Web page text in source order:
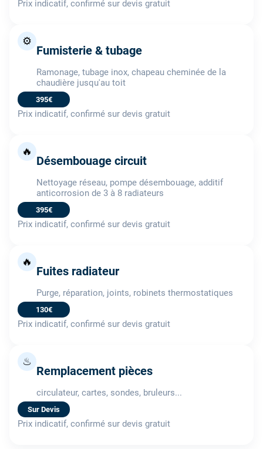
Prix indicatif, confirmé sur devis gratuit
⚙️
Fumisterie & tubage
Ramonage, tubage inox, chapeau cheminée de la
chaudière jusqu'au toit
395€
Prix indicatif, confirmé sur devis gratuit
🔥
Désembouage circuit
Nettoyage réseau, pompe désembouage, additif
anticorrosion de 3 à 8 radiateurs
395€
Prix indicatif, confirmé sur devis gratuit
🔥
Fuites radiateur
Purge, réparation, joints, robinets thermostatiques
130€
Prix indicatif, confirmé sur devis gratuit
♨
Remplacement pièces
circulateur, cartes, sondes, bruleurs...
Sur Devis
Prix indicatif, confirmé sur devis gratuit